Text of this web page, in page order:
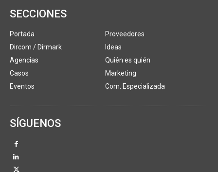
SECCIONES
Portada
Dircom / Dirmark
Agencias
Casos
Eventos
Proveedores
Ideas
Quién es quién
Marketing
Com. Especializada
SÍGUENOS